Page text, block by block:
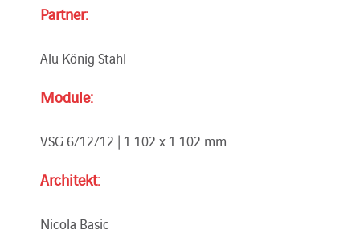
Partner:
Alu König Stahl
Module:
VSG 6/12/12 | 1.102 x 1.102 mm
Architekt:
Nicola Basic